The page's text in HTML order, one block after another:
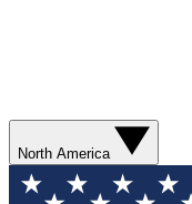
North America